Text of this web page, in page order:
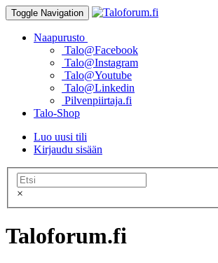
Toggle Navigation
Naapurusto
Talo@Facebook
Talo@Instagram
Talo@Youtube
Talo@Linkedin
Pilvenpiirtaja.fi
Talo-Shop
Luo uusi tili
Kirjaudu sisään
×
Taloforum.fi